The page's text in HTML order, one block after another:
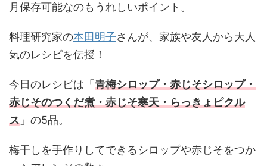
月保存可能なのもうれしいポイント。
料理研究家の本田明子さんが、家族や友人から大人
気のレシピを伝授！
今日のレシピは「 青梅シロップ・赤じそシロップ・
赤じそのつくだ煮・赤じそ寒天・らっきょピクル
ス 」の5品。
梅干しを手作りしてできるシロップや赤じそをつか